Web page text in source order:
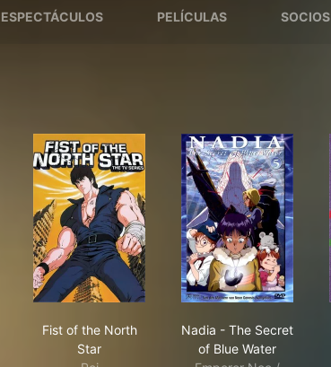
ESPECTÁCULOS PELÍCULAS SOCIOS
Fist of the North
Star
Nadia - The Secret
of Blue Water